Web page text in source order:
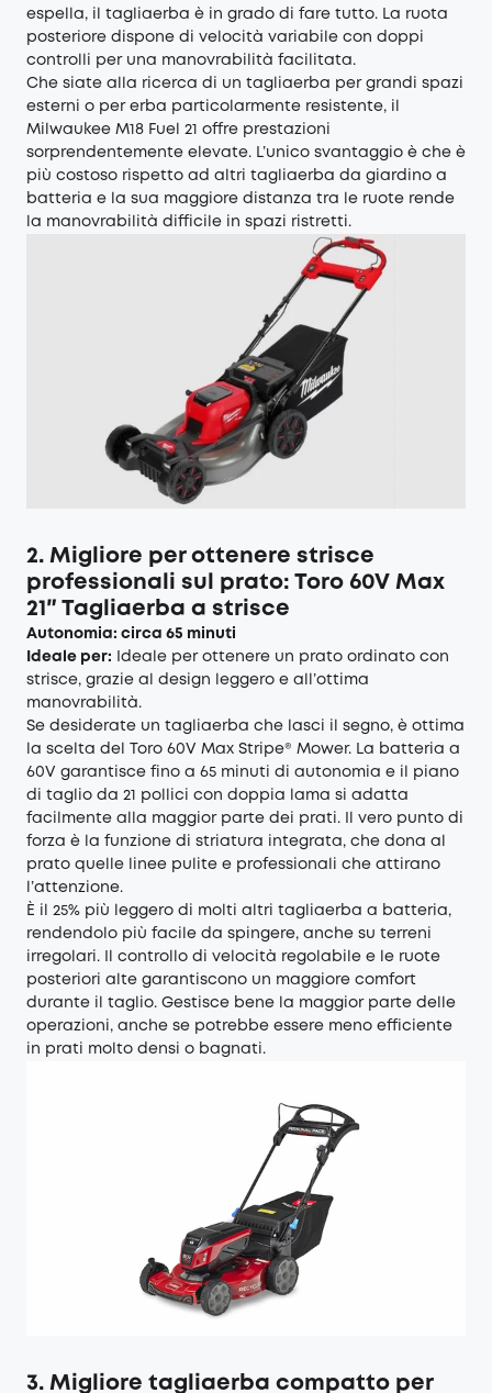
espella, il tagliaerba è in grado di fare tutto. La ruota
posteriore dispone di velocità variabile con doppi
controlli per una manovrabilità facilitata.
Che siate alla ricerca di un tagliaerba per grandi spazi
esterni o per erba particolarmente resistente, il
Milwaukee M18 Fuel 21 offre prestazioni
sorprendentemente elevate. L’unico svantaggio è che è
più costoso rispetto ad altri tagliaerba da giardino a
batteria e la sua maggiore distanza tra le ruote rende
la manovrabilità difficile in spazi ristretti.
2. Migliore per ottenere strisce
professionali sul prato: Toro 60V Max
21″ Tagliaerba a strisce
Autonomia: circa 65 minuti
Ideale per: Ideale per ottenere un prato ordinato con
strisce, grazie al design leggero e all’ottima
manovrabilità.
Se desiderate un tagliaerba che lasci il segno, è ottima
la scelta del Toro 60V Max Stripe® Mower. La batteria a
60V garantisce fino a 65 minuti di autonomia e il piano
di taglio da 21 pollici con doppia lama si adatta
facilmente alla maggior parte dei prati. Il vero punto di
forza è la funzione di striatura integrata, che dona al
prato quelle linee pulite e professionali che attirano
l’attenzione.
È il 25% più leggero di molti altri tagliaerba a batteria,
rendendolo più facile da spingere, anche su terreni
irregolari. Il controllo di velocità regolabile e le ruote
posteriori alte garantiscono un maggiore comfort
durante il taglio. Gestisce bene la maggior parte delle
operazioni, anche se potrebbe essere meno efficiente
in prati molto densi o bagnati.
3. Migliore tagliaerba compatto per